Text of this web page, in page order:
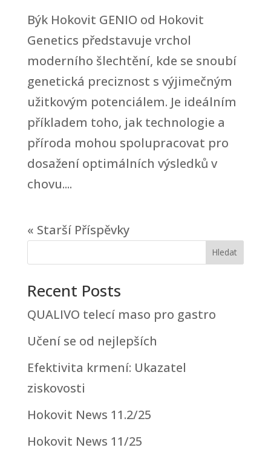
Býk Hokovit GENIO od Hokovit
Genetics představuje vrchol
moderního šlechtění, kde se snoubí
genetická preciznost s výjimečným
užitkovým potenciálem. Je ideálním
příkladem toho, jak technologie a
příroda mohou spolupracovat pro
dosažení optimálních výsledků v
chovu....
« Starší Příspěvky
Hledat
Recent Posts
QUALIVO telecí maso pro gastro
Učení se od nejlepších
Efektivita krmení: Ukazatel
ziskovosti
Hokovit News 11.2/25
Hokovit News 11/25